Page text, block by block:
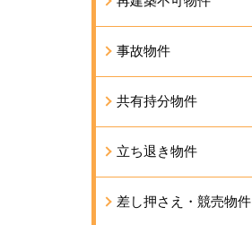
事故物件
共有持分物件
立ち退き物件
差し押さえ・競売物件